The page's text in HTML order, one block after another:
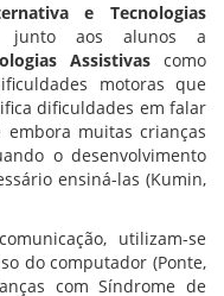
e Tecnologias
junto aos alunos a
Assistivas como
motoras que
dificuldades em falar
embora muitas crianças
o desenvolvimento
ensiná-las (Kumin,
utilizam-se
do computador (Ponte,
com Síndrome de